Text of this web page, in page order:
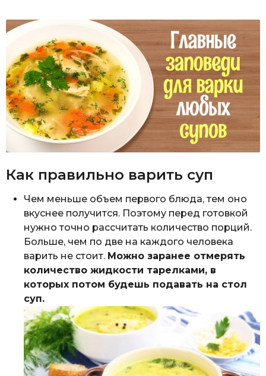
Как правильно варить суп
Чем меньше объем первого блюда, тем оно
вкуснее получится. Поэтому перед готовкой
нужно точно рассчитать количество порций.
Больше, чем по две на каждого человека
варить не стоит. Можно заранее отмерять
количество жидкости тарелками, в
которых потом будешь подавать на стол
суп.